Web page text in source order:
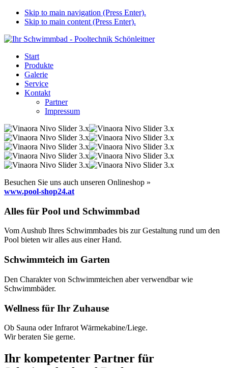
Skip to main navigation (Press Enter).
Skip to main content (Press Enter).
Start
Produkte
Galerie
Service
Kontakt
Partner
Impressum
Besuchen Sie uns auch unseren Onlineshop »
www.pool-shop24.at
Alles für Pool und Schwimmbad
Vom Aushub Ihres Schwimmbades bis zur Gestaltung rund um den
Pool bieten wir alles aus einer Hand.
Schwimmteich im Garten
Den Charakter von Schwimmteichen aber verwendbar wie
Schwimmbäder.
Wellness für Ihr Zuhause
Ob Sauna oder Infrarot Wärmekabine/Liege.
Wir beraten Sie gerne.
Ihr kompetenter Partner für